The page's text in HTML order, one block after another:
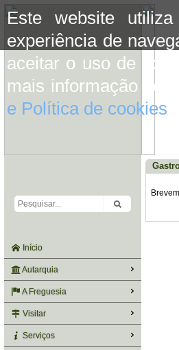
Este website
experiência de
aceitar o uso de
mais informação
e Política de cookies
Início
Autarquia
A Freguesia
Visitar
Serviços